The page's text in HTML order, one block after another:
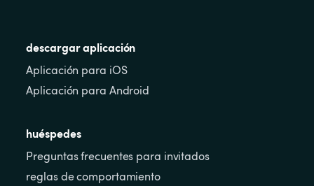
descargar aplicación
Aplicación para iOS
Aplicación para Android
huéspedes
Preguntas frecuentes para invitados
reglas de comportamiento